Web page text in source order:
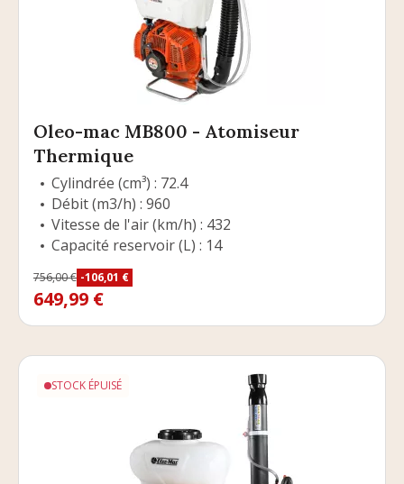
Oleo-mac MB800 - Atomiseur
Thermique
Cylindrée (cm³) : 72.4
Débit (m3/h) : 960
Vitesse de l'air (km/h) : 432
Capacité reservoir (L) : 14
Prix de base
756,00 € -106,01 €
Prix
649,99 €
STOCK ÉPUISÉ